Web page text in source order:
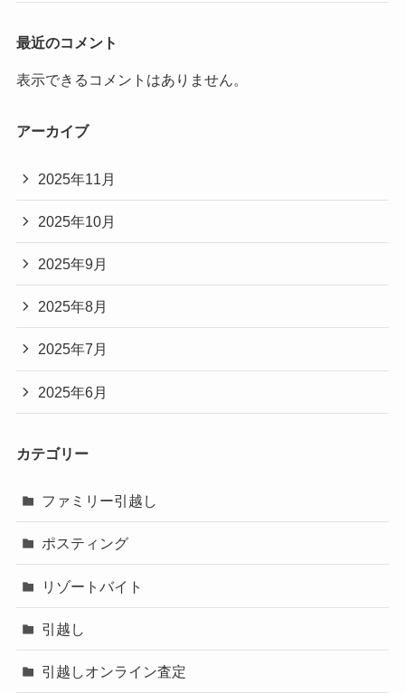
最近のコメント
表示できるコメントはありません。
アーカイブ
2025年11月
2025年10月
2025年9月
2025年8月
2025年7月
2025年6月
カテゴリー
ファミリー引越し
ポスティング
リゾートバイト
引越し
引越しオンライン査定